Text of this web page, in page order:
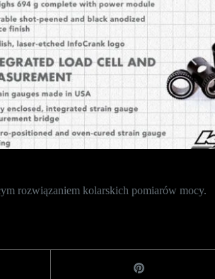
rozwiązaniem kolarskich pomiarów mocy.